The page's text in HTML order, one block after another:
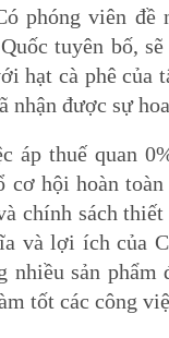
phóng viên
tuyên bố,
hạt cà phê của
nhận được sự
áp thuế quan
cơ hội hoàn
chính sách
và lợi ích của
nhiều sản
tốt các công